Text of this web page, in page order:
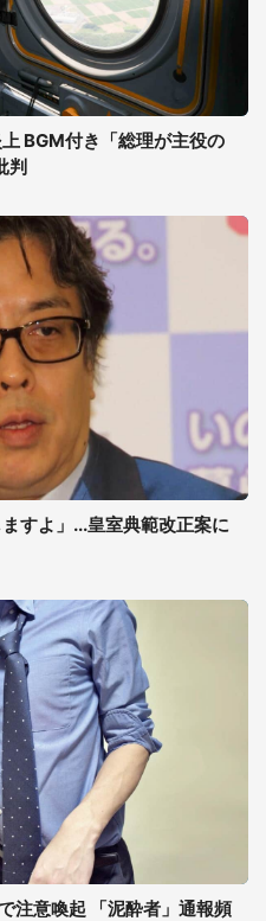
BGM付き「総理が主役の
判
すよ」...皇室典範改正案に
注意喚起 「泥酔者」通報頻